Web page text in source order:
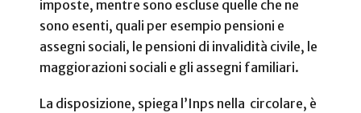
imposte, mentre sono escluse quelle che ne
sono esenti, quali per esempio pensioni e
assegni sociali, le pensioni di invalidità civile, le
maggiorazioni sociali e gli assegni familiari.
La disposizione, spiega l’Inps nella circolare, è